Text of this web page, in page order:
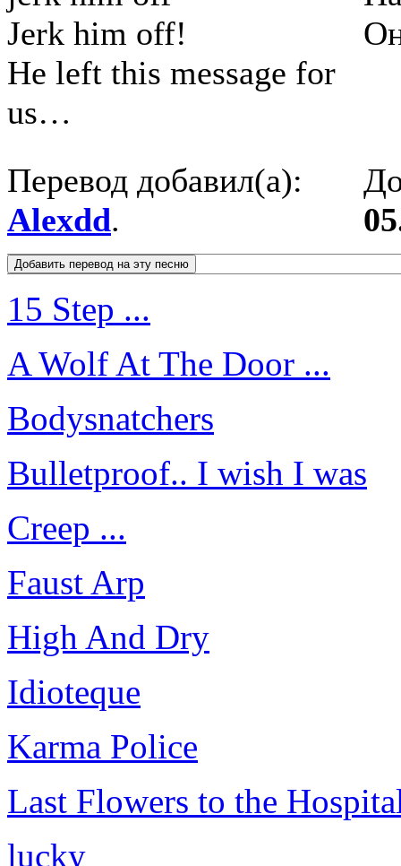
Jerk him off!
He left this message for
us…
Перевод добавил(а):
Alexdd.
15 Step ...
A Wolf At The Door ...
Bodysnatchers
Bulletproof.. I wish I was
Creep ...
Faust Arp
High And Dry
Idioteque
Karma Police
Last Flowers to the
lucky